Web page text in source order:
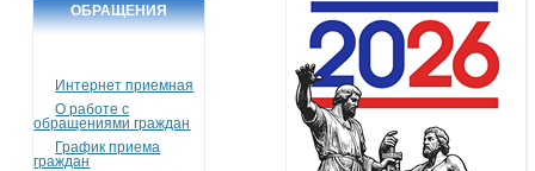
ОБРАЩЕНИЯ
Интернет приемная
О работе с
обращениями граждан
График приема
граждан